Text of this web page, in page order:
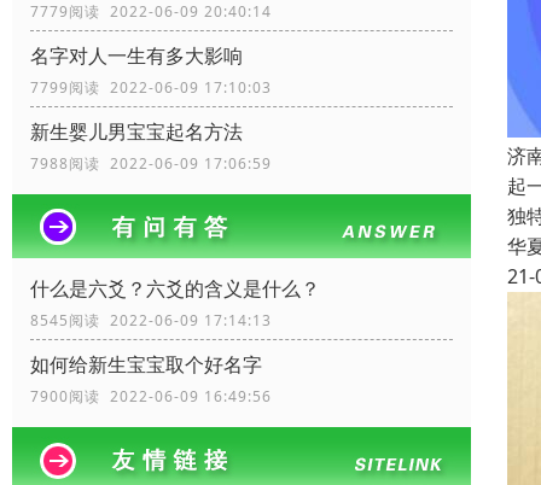
7779阅读 2022-06-09 20:40:14
名字对人一生有多大影响
7799阅读 2022-06-09 17:10:03
新生婴儿男宝宝起名方法
7988阅读 2022-06-09 17:06:59
什么是六爻？六爻的含义是什么？
8545阅读 2022-06-09 17:14:13
如何给新生宝宝取个好名字
7900阅读 2022-06-09 16:49:56
济
起
独
华
21-